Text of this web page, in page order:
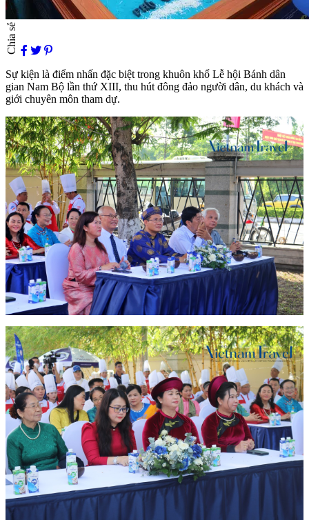
Chia sẻ
Sự kiện là điểm nhấn đặc biệt trong khuôn khổ Lễ hội Bánh dân
gian Nam Bộ lần thứ XIII, thu hút đông đảo người dân, du khách và
giới chuyên môn tham dự.